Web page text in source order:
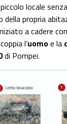
locale
propria
a cadere
l’uomoe la
di Pompei.